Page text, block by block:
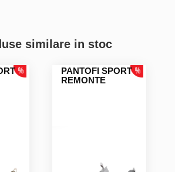
similare in stoc
PANTOFI SPORT
REMONTE